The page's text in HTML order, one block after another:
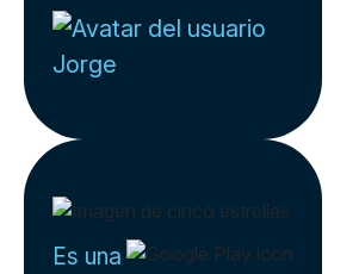
Jorge
Es una